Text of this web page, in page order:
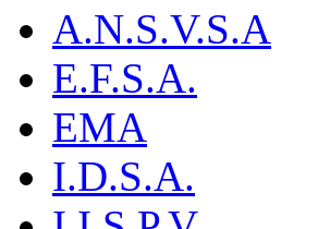
A.N.S.V.S.A
E.F.S.A.
EMA
I.D.S.A.